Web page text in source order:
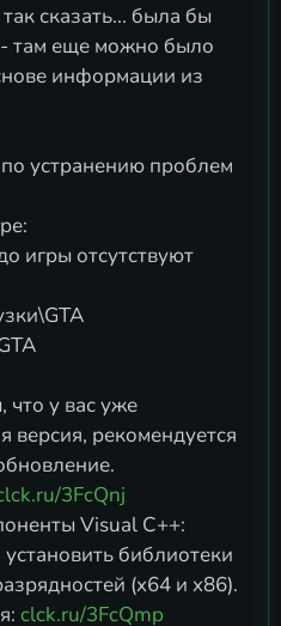
сказать... была бы
там еще можно было
информации из
устранению проблем
игры отсутствуют
у вас уже
версия, рекомендуется
3FcQnj
Visual C++:
библиотеки
(x64 и x86).
clck.ru/3FcQmp